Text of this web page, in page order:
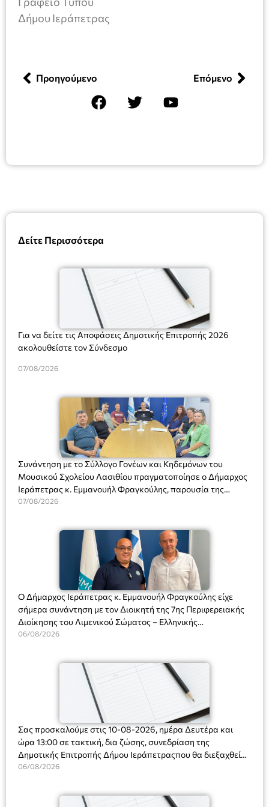
Δείτε Περισσότερα
Για να δείτε τις Αποφάσεις Δημοτικής Επιτροπής 2026
ακολουθείστε τον Σύνδεσμο
07/08/2026
Συνάντηση με το Σύλλογο Γονέων και Κηδεμόνων του
Μουσικού Σχολείου Λασιθίου πραγματοποίησε ο Δήμαρχος
Ιεράπετρας κ. Εμμανουήλ Φραγκούλης, παρουσία της
Διευθύντριας του σχολείου κας Μαριάννας Χαΐτα.
07/08/2026
Ο Δήμαρχος Ιεράπετρας κ. Εμμανουήλ Φραγκούλης είχε
σήμερα συνάντηση με τον Διοικητή της 7ης Περιφερειακής
Διοίκησης του Λιμενικού Σώματος – Ελληνικής
Ακτοφυλακής (Λ.Σ.-ΕΛ.ΑΚΤ.), Αρχιπλοίαρχο Λ.Σ. κ. Ιωάννη
06/08/2026
Σας προσκαλούμε στις 10-08-2026, ημέρα Δευτέρα και
ώρα 13:00 σε τακτική, δια ζώσης, συνεδρίαση της
Δημοτικής Επιτροπής Δήμου Ιεράπετραςπου θα διεξαχθεί
στο Δημοτικό Κατάστημα, Δημοκρατίας 31 στην αίθουσα
και λήψη αποφάσεων στα παρακάτω θέματα:
06/08/2026
Δήμου Ιεράπετρας
Προηγούμενο Επόμενο